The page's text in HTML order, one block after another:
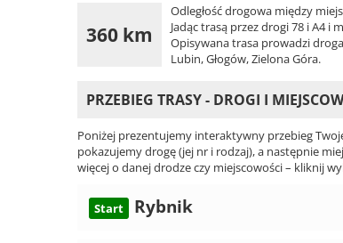
360 km
Odległość drogowa między
Jadąc trasą przez drogi 78 i A4 i
Opisywana trasa prowadzi
Lubin, Głogów, Zielona Góra.
PRZEBIEG TRASY - DROGI I
Poniżej prezentujemy interaktywny przebieg
pokazujemy drogę (jej nr i rodzaj), a następnie
więcej o danej drodze czy miejscowości – kliknij
Start Rybnik